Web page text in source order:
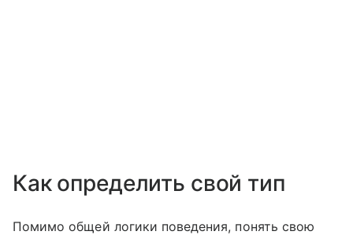
Как определить свой тип
Помимо общей логики поведения, понять свою